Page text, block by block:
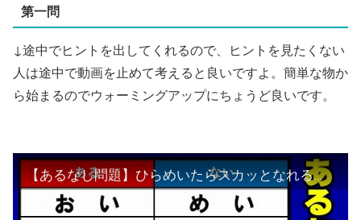
第一問
↓途中でヒントを出してくれるので、ヒントを見たくない
人は途中で動画を止めて考えると良いですよ。簡単な物か
ら始まるのでウォーミングアップにちょうど良いです。
【あるなし問題】ひらめいたらスカッとなれる難問！5問！